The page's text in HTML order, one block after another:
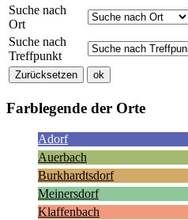
Suche nach
Ort
Suche nach
Treffpunkt
Farblegende der Orte
Adorf
Auerbach
Burkhardtsdorf
Meinersdorf
Klaffenbach